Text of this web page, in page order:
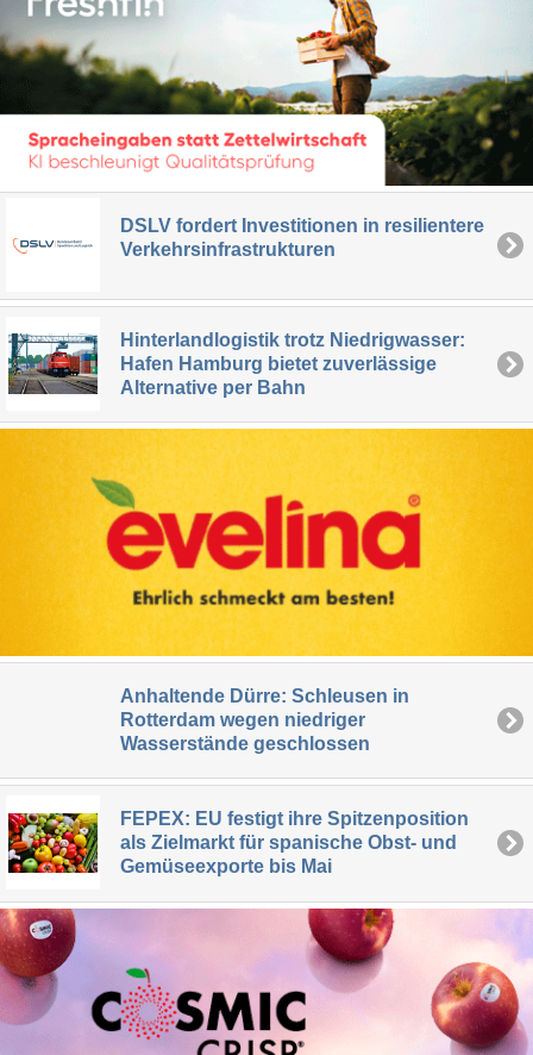
DSLV fordert Investitionen in resilientere
Verkehrsinfrastrukturen
Hinterlandlogistik trotz Niedrigwasser:
Hafen Hamburg bietet zuverlässige
Alternative per Bahn
Anhaltende Dürre: Schleusen in
Rotterdam wegen niedriger
Wasserstände geschlossen
FEPEX: EU festigt ihre Spitzenposition
als Zielmarkt für spanische Obst- und
Gemüseexporte bis Mai